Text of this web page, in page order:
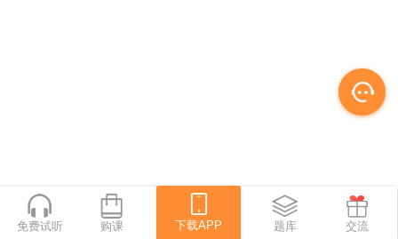
下载APP
免费试听 购课 下载APP 题库 交流